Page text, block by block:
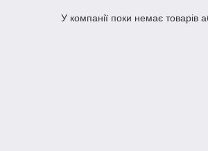
У компанії поки немає товарів